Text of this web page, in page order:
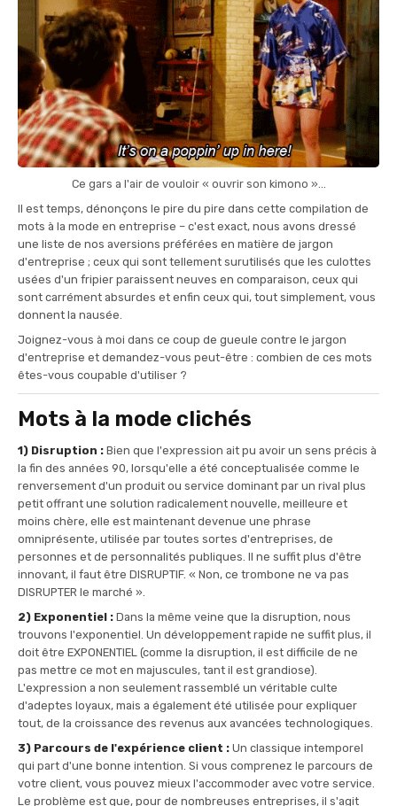
Ce gars a l'air de vouloir « ouvrir son kimono »...
Il est temps, dénonçons le pire du pire dans cette compilation de
mots à la mode en entreprise – c'est exact, nous avons dressé
une liste de nos aversions préférées en matière de jargon
d'entreprise ; ceux qui sont tellement surutilisés que les culottes
usées d'un fripier paraissent neuves en comparaison, ceux qui
sont carrément absurdes et enfin ceux qui, tout simplement, vous
donnent la nausée.
Joignez-vous à moi dans ce coup de gueule contre le jargon
d'entreprise et demandez-vous peut-être : combien de ces mots
êtes-vous coupable d'utiliser ?
Mots à la mode clichés
1) Disruption : Bien que l'expression ait pu avoir un sens précis à
la fin des années 90, lorsqu'elle a été conceptualisée comme le
renversement d'un produit ou service dominant par un rival plus
petit offrant une solution radicalement nouvelle, meilleure et
moins chère, elle est maintenant devenue une phrase
omniprésente, utilisée par toutes sortes d'entreprises, de
personnes et de personnalités publiques. Il ne suffit plus d'être
innovant, il faut être DISRUPTIF. « Non, ce trombone ne va pas
DISRUPTER le marché ».
2) Exponentiel : Dans la même veine que la disruption, nous
trouvons l'exponentiel. Un développement rapide ne suffit plus, il
doit être EXPONENTIEL (comme la disruption, il est difficile de ne
pas mettre ce mot en majuscules, tant il est grandiose).
L'expression a non seulement rassemblé un véritable culte
d'adeptes loyaux, mais a également été utilisée pour expliquer
tout, de la croissance des revenus aux avancées technologiques.
3) Parcours de l'expérience client : Un classique intemporel
qui part d'une bonne intention. Si vous comprenez le parcours de
votre client, vous pouvez mieux l'accommoder avec votre service.
Le problème est que, pour de nombreuses entreprises, il s'agit